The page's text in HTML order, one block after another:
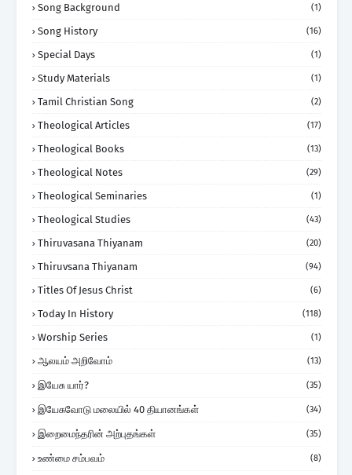
Song Background (1)
Song History (16)
Special Days (1)
Study Materials (1)
Tamil Christian Song (2)
Theological Articles (17)
Theological Books (13)
Theological Notes (29)
Theological Seminaries (1)
Theological Studies (43)
Thiruvasana Thiyanam (20)
Thiruvsana Thiyanam (94)
Titles Of Jesus Christ (6)
Today In History (118)
Worship Series (1)
ஆலயம் அறிவோம் (13)
இயேசு யார்? (35)
இயேசுவோடு மலையில் 40 தியானங்கள் (34)
இறைமைந்தரின் அற்புதங்கள் (35)
உண்மை சம்பவம் (8)